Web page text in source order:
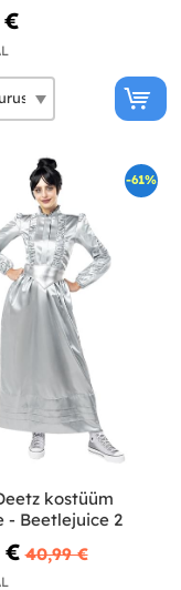
€
-61%
kostüüm
- Beetlejuice 2
€ 40,99 €